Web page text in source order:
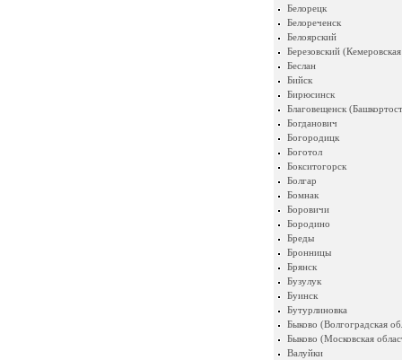
Белорецк
Белореченск
Белоярский
Березовский
Беслан
Бийск
Бирюсинск
Благовещенск
Богданович
Богородицк
Боготол
Бокситогорск
Болгар
Бомнак
Боровичи
Бородино
Бреды
Бронницы
Брянск
Бузулук
Буинск
Бутурлиновка
Быково (Волгоградская
Быково (Московская
Валуйки